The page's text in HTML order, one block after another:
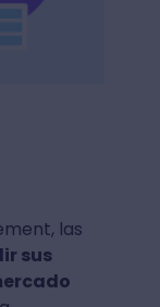
las
sus